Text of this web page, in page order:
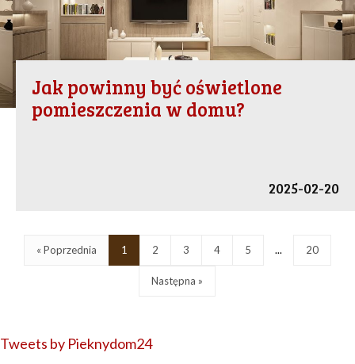
Jak powinny być oświetlone
pomieszczenia w domu?
2025-02-20
« Poprzednia 1 2 3 4 5 ... 20
Następna »
Tweets by Pieknydom24